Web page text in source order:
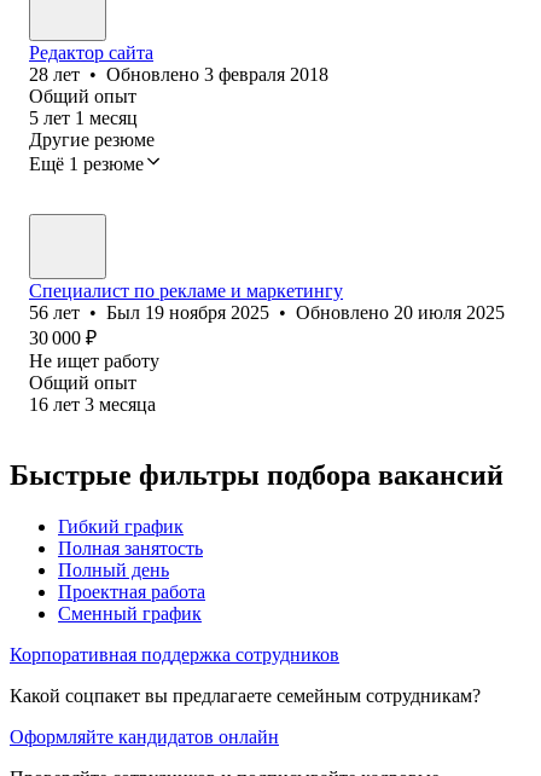
Редактор сайта
28 лет • Обновлено 3 февраля 2018
Общий опыт
5 лет 1 месяц
Другие резюме
Ещё 1 резюме
Специалист по рекламе и маркетингу
56 лет • Был 19 ноября 2025 • Обновлено 20 июля 2025
30 000 ₽
Не ищет работу
Общий опыт
16 лет 3 месяца
Быстрые фильтры подбора вакансий
Гибкий график
Полная занятость
Полный день
Проектная работа
Сменный график
Корпоративная поддержка сотрудников
Какой соцпакет вы предлагаете семейным сотрудникам?
Оформляйте кандидатов онлайн